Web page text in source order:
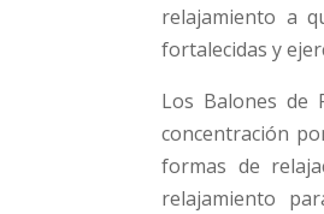
relajamiento a
fortalecidas y
Los Balones de
concentración
formas de
relajamiento